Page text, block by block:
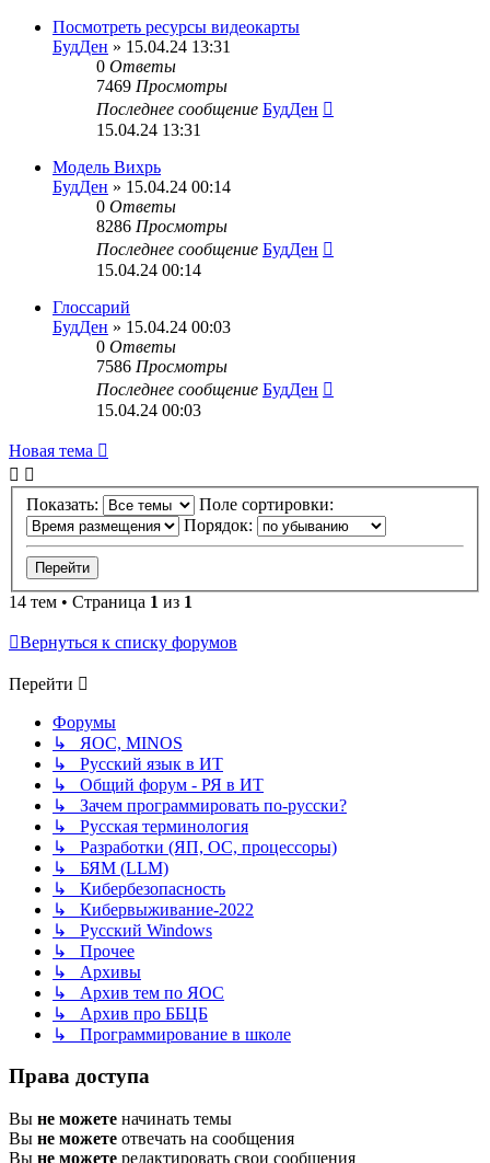
Посмотреть ресурсы видеокарты
БудДен » 15.04.24 13:31
0 Ответы
7469 Просмотры
Последнее сообщение БудДен
15.04.24 13:31
Модель Вихрь
БудДен » 15.04.24 00:14
0 Ответы
8286 Просмотры
Последнее сообщение БудДен
15.04.24 00:14
Глоссарий
БудДен » 15.04.24 00:03
0 Ответы
7586 Просмотры
Последнее сообщение БудДен
15.04.24 00:03
Новая тема
Показать:
Поле сортировки:
Порядок:
14 тем • Страница 1 из 1
Вернуться к списку форумов
Перейти
Форумы
↳ ЯОС, MINOS
↳ Русский язык в ИТ
↳ Общий форум - РЯ в ИТ
↳ Зачем программировать по-русски?
↳ Русская терминология
↳ Разработки (ЯП, ОС, процессоры)
↳ БЯМ (LLM)
↳ Кибербезопасность
↳ Кибервыживание-2022
↳ Русский Windows
↳ Прочее
↳ Архивы
↳ Архив тем по ЯОС
↳ Архив про ББЦБ
↳ Программирование в школе
Права доступа
Вы не можете начинать темы
Вы не можете отвечать на сообщения
Вы не можете редактировать свои сообщения